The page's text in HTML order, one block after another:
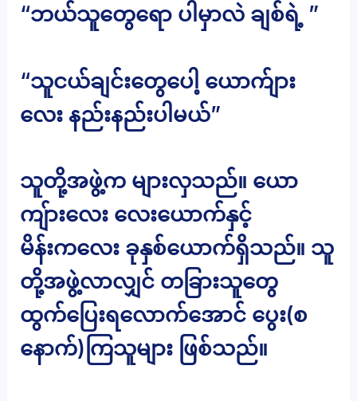
“ဘယ်သူတွေရော ပါမှာလဲ ချစ်ရဲ့ ”
“သူငယ်ချင်းတွေပေါ့ ယောက်ျား
လေး နည်းနည်းပါမယ်”
သူတို့အဖွဲ့က များလှသည်။ ယော
ကျ်ားလေး လေးယောက်နှင့်
မိန်းကလေး ခုနှစ်ယောက်ရှိသည်။ သူ
တို့အဖွဲ့လာလျှင် တခြားသူတွေ
ထွက်ပြေးရလောက်အောင် ပွေး(စ
နောက်)ကြသူများ ဖြစ်သည်။